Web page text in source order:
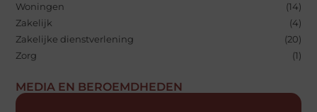
Woningen
(14)
Zakelijk
(4)
Zakelijke dienstverlening
(20)
Zorg
(1)
MEDIA EN BEROEMDHEDEN